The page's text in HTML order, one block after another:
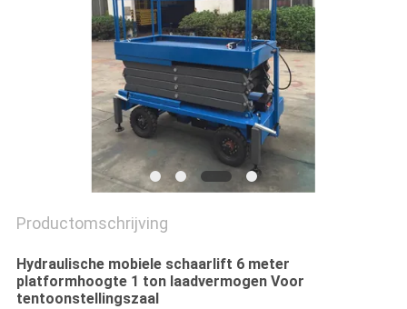
Productomschrijving
Hydraulische mobiele schaarlift 6 meter
platformhoogte 1 ton laadvermogen Voor
tentoonstellingszaal